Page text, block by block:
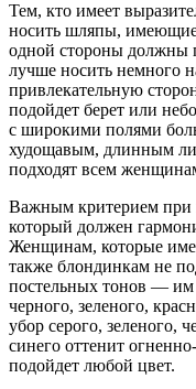
Тем, кто имеет
носить шляпы,
одной стороны должны
лучше носить немного
привлекательную
подойдет берет или
с широкими полями
худощавым, длинным
подходят всем
Важным критерием при
который должен
Женщинам, которые
также блондинкам не
постельных тонов —
черного, зеленого,
убор серого, зеленого,
синего оттенит
подойдет любой цвет.